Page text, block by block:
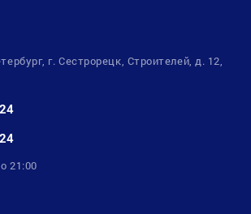
г. Сестрорецк, Строителей, д. 12,
21:00